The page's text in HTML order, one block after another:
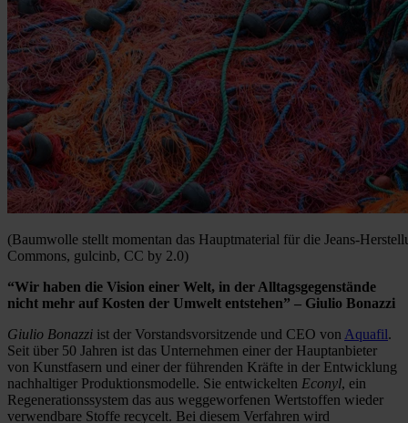
(Baumwolle stellt momentan das Hauptmaterial für die Jeans-
Commons, gulcinb, CC by 2.0)
“Wir haben die Vision einer Welt, in der Alltagsgegenstände
nicht mehr auf Kosten der Umwelt entstehen” – Giulio Bonazzi
Giulio Bonazzi ist der Vorstandsvorsitzende und CEO von Aquafil.
Seit über 50 Jahren ist das Unternehmen einer der Hauptanbieter
von Kunstfasern und einer der führenden Kräfte in der Entwicklung
nachhaltiger Produktionsmodelle. Sie entwickelten Econyl, ein
Regenerationssystem das aus weggeworfenen Wertstoffen wieder
verwendbare Stoffe recycelt. Bei diesem Verfahren wird